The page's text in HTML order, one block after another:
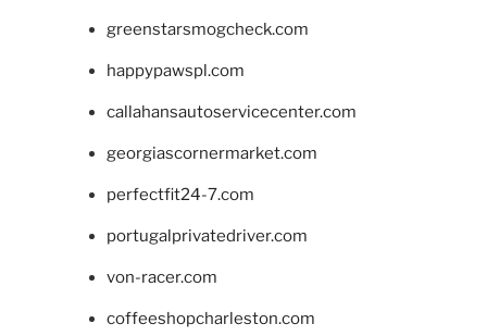
greenstarsmogcheck.com
happypawspl.com
callahansautoservicecenter.com
georgiascornermarket.com
perfectfit24-7.com
portugalprivatedriver.com
von-racer.com
coffeeshopcharleston.com